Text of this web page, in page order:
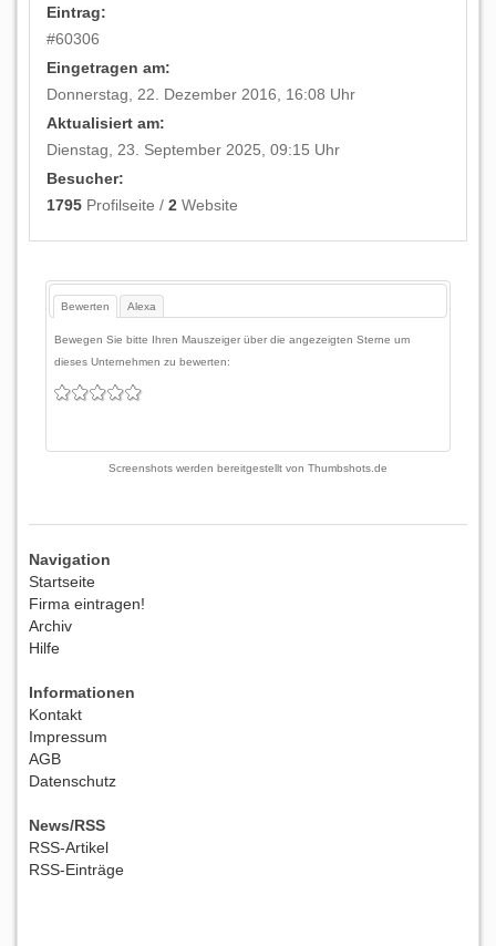
Eintrag:
#60306
Eingetragen am:
Donnerstag, 22. Dezember 2016, 16:08 Uhr
Aktualisiert am:
Dienstag, 23. September 2025, 09:15 Uhr
Besucher:
1795 Profilseite /2 Website
Bewerten Alexa
Bewegen Sie bitte Ihren Mauszeiger über die angezeigten Sterne um
dieses Unternehmen zu bewerten:
Screenshots werden bereitgestellt von Thumbshots.de
Navigation
Startseite
Firma eintragen!
Archiv
Hilfe
Informationen
Kontakt
Impressum
AGB
Datenschutz
News/RSS
RSS-Artikel
RSS-Einträge